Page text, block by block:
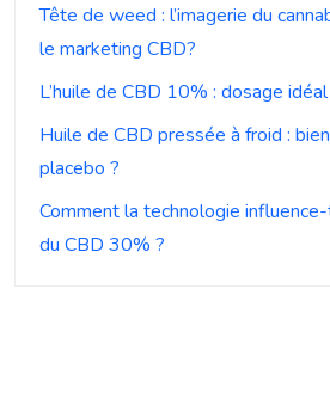
Tête de weed : l’imagerie du
le marketing CBD?
L’huile de CBD 10% : dosage
Huile de CBD pressée à froid :
placebo ?
Comment la technologie
du CBD 30% ?